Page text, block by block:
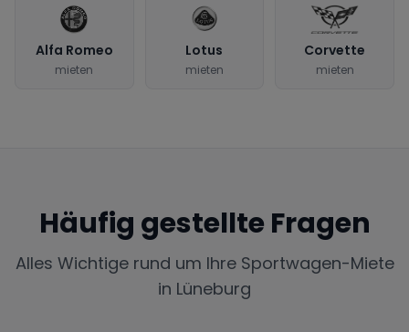
Alfa Romeo
mieten
Lotus
mieten
Corvette
mieten
Häufig gestellte Fragen
Alles Wichtige rund um Ihre Sportwagen-Miete
in Lüneburg